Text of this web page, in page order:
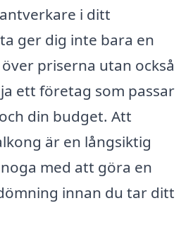
i ditt
ger dig inte bara en
priserna utan också
ett företag som passar
din budget. Att
är en långsiktig
med att göra en
innan du tar ditt